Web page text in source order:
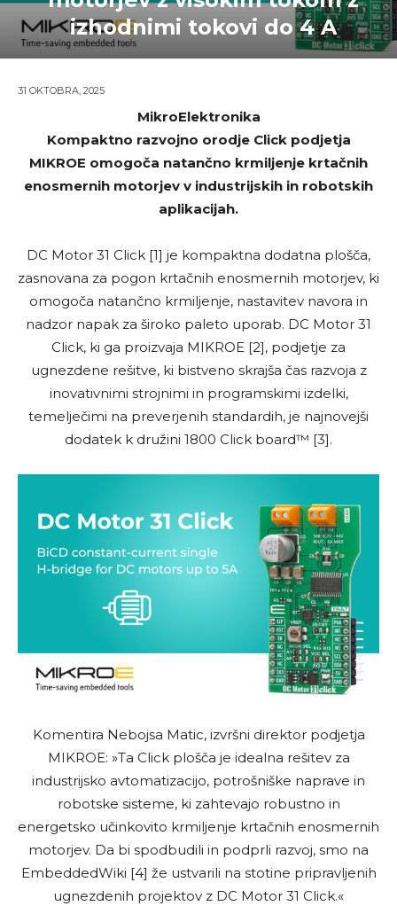
izhodnimi tokovi do 4 A
31 OKTOBRA, 2025
MikroElektronika
Kompaktno razvojno orodje Click podjetja
MIKROE omogoča natančno krmiljenje krtačnih
enosmernih motorjev v industrijskih in robotskih
aplikacijah.
DC Motor 31 Click [1] je kompaktna dodatna plošča,
zasnovana za pogon krtačnih enosmernih motorjev, ki
omogoča natančno krmiljenje, nastavitev navora in
nadzor napak za široko paleto uporab. DC Motor 31
Click, ki ga proizvaja MIKROE [2], podjetje za
ugnezdene rešitve, ki bistveno skrajša čas razvoja z
inovativnimi strojnimi in programskimi izdelki,
temelječimi na preverjenih standardih, je najnovejši
dodatek k družini 1800 Click board™ [3].
Komentira Nebojsa Matic, izvršni direktor podjetja
MIKROE: »Ta Click plošča je idealna rešitev za
industrijsko avtomatizacijo, potrošniške naprave in
robotske sisteme, ki zahtevajo robustno in
energetsko učinkovito krmiljenje krtačnih enosmernih
motorjev. Da bi spodbudili in podprli razvoj, smo na
EmbeddedWiki [4] že ustvarili na stotine pripravljenih
ugnezdenih projektov z DC Motor 31 Click.«